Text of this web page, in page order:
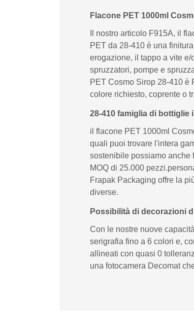
Flacone PET 1000ml
Il nostro articolo F915A, il
PET da 28-410 è una
erogazione, il tappo a vite
spruzzatori, pompe e
PET Cosmo Sirop 28-410 è
colore richiesto, coprente o
28-410 famiglia di bottiglie
il flacone PET 1000ml
quali puoi trovare l'intera
sostenibile possiamo anche
MOQ di 25.000
Frapak Packaging offre la
diverse.
Possibilità di decorazioni
Con le nostre nuove
serigrafia fino a 6 colori e,
allineati con quasi 0
una fotocamera Decomat